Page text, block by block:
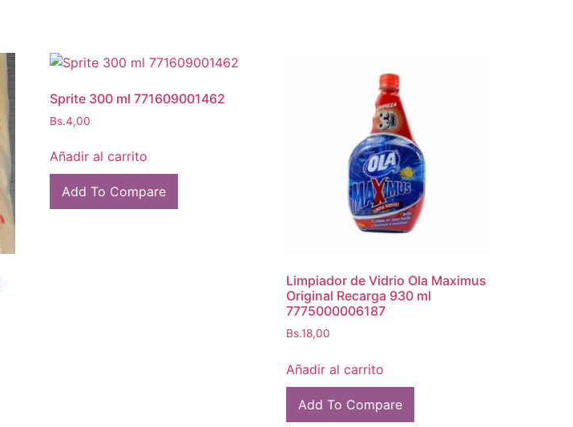
Sprite 300 ml 771609001462
Bs.4,00
Añadir al carrito
Add To Compare
Limpiador de Vidrio Ola Maximus
Original Recarga 930 ml
7775000006187
Bs.18,00
Añadir al carrito
Add To Compare